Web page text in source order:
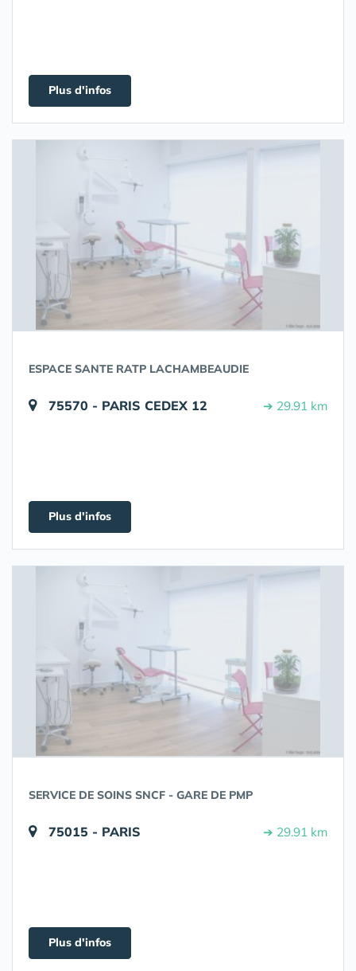
Plus d'infos
ESPACE SANTE RATP LACHAMBEAUDIE
75570 - PARIS CEDEX 12 ➔ 29.91 km
Plus d'infos
SERVICE DE SOINS SNCF - GARE DE PMP
75015 - PARIS ➔ 29.91 km
Plus d'infos